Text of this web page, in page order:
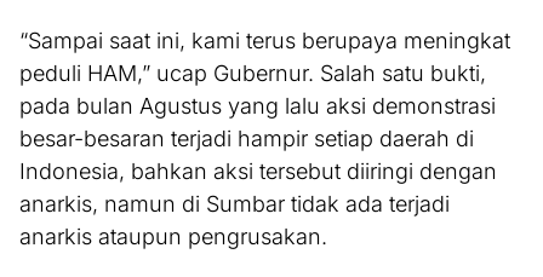
“Sampai saat ini, kami terus berupaya meningkat
peduli HAM,” ucap Gubernur. Salah satu bukti,
pada bulan Agustus yang lalu aksi demonstrasi
besar-besaran terjadi hampir setiap daerah di
Indonesia, bahkan aksi tersebut diiringi dengan
anarkis, namun di Sumbar tidak ada terjadi
anarkis ataupun pengrusakan.